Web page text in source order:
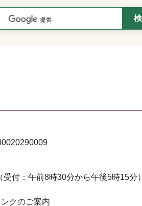
（受付：午前8時30分から午後5時15分）
クのご案内